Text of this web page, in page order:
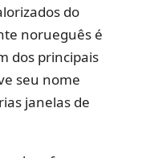
do
norueguês é
dos principais
seu nome
janelas de